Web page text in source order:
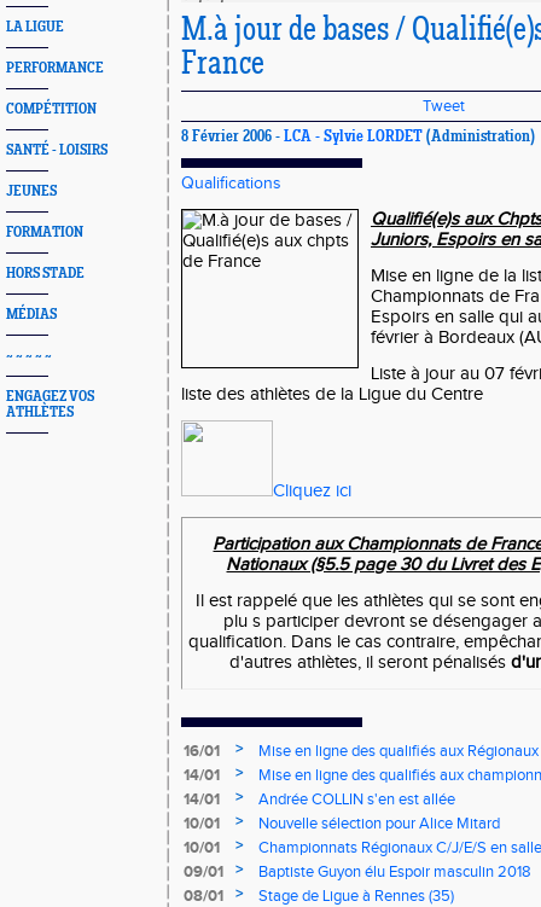
LA LIGUE
PERFORMANCE
COMPÉTITION
SANTÉ - LOISIRS
JEUNES
FORMATION
HORS STADE
MÉDIAS
~ ~ ~ ~ ~
ENGAGEZ VOS
ATHLÈTES
M.à jour de bases /
France
Tweet
8 Février 2006 - LCA - Sylvie LORDET (Administration)
Qualifications
Qualifié(e)s aux
Juniors, Espoirs en
Mise en ligne de la
Championnats de
Espoirs en salle qui
février à Bordeaux
Liste à jour au 07
liste des athlètes de la Ligue du Centre
Cliquez ici
Participation aux Championnats de
Nationaux (§5.5 page 30 du Livret des
Il est rappelé que les athlètes qui se sont
plu s participer devront se désengager
qualification. Dans le cas contraire,
d'autres athlètes, il seront pénalisés
16/01 >
Mise en ligne des qualifiés aux
14/01
>
Mise en ligne des qualifiés aux
14/01
>
Andrée COLLIN s'en est allée
10/01
>
Nouvelle sélection pour Alice Mitard
10/01
>
Championnats Régionaux C/J/E/S en
mercredi à 9h00
09/01 >
Baptiste Guyon élu Espoir masculin 2018
08/01
>
Stage de Ligue à Rennes (35)